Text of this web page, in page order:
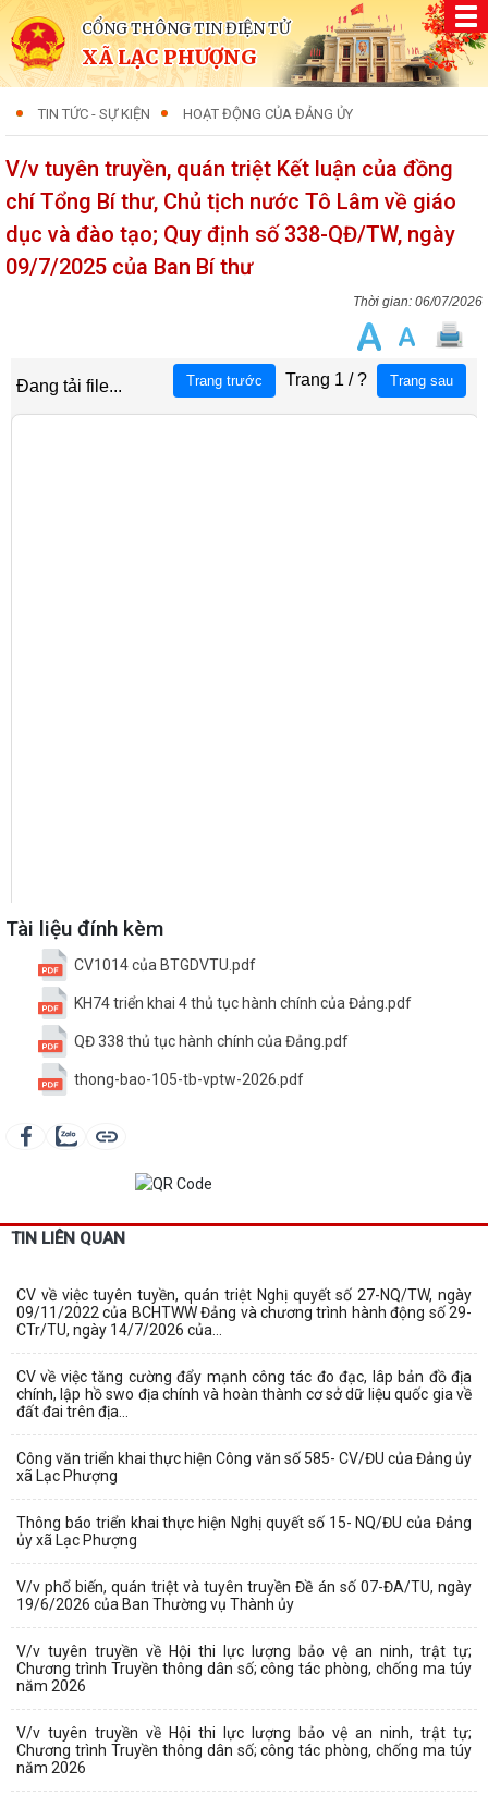
CỔNG THÔNG TIN ĐIỆN TỬ
XÃ LẠC PHƯỢNG
TIN TỨC - SỰ KIỆN HOẠT ĐỘNG CỦA ĐẢNG ỦY
V/v tuyên truyền, quán triệt Kết luận của đồng
chí Tổng Bí thư, Chủ tịch nước Tô Lâm về giáo
dục và đào tạo; Quy định số 338-QĐ/TW, ngày
09/7/2025 của Ban Bí thư
06/07/2026
Tài liệu đính kèm
CV1014 của BTGDVTU.pdf
KH74 triển khai 4 thủ tục hành chính của Đảng.pdf
QĐ 338 thủ tục hành chính của Đảng.pdf
thong-bao-105-tb-vptw-2026.pdf
TIN LIÊN QUAN
CV về việc tuyên tuyền, quán triệt Nghị quyết số 27-NQ/TW, ngày
09/11/2022 của BCHTWW Đảng và chương trình hành động số 29-
CTr/TU, ngày 14/7/2026 của...
CV về việc tăng cường đẩy mạnh công tác đo đạc, lâp bản đồ địa
chính, lập hồ swo địa chính và hoàn thành cơ sở dữ liệu quốc gia về
đất đai trên địa...
Công văn triển khai thực hiện Công văn số 585- CV/ĐU của Đảng ủy
xã Lạc Phượng
Thông báo triển khai thực hiện Nghị quyết số 15- NQ/ĐU của Đảng
ủy xã Lạc Phượng
V/v phổ biến, quán triệt và tuyên truyền Đề án số 07-ĐA/TU, ngày
19/6/2026 của Ban Thường vụ Thành ủy
V/v tuyên truyền về Hội thi lực lượng bảo vệ an ninh, trật tự;
Chương trình Truyền thông dân số; công tác phòng, chống ma túy
năm 2026
V/v tuyên truyền về Hội thi lực lượng bảo vệ an ninh, trật tự;
Chương trình Truyền thông dân số; công tác phòng, chống ma túy
năm 2026